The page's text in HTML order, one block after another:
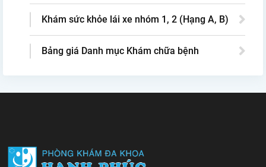
Khám sức khỏe lái xe nhóm 1, 2 (Hạng A, B)
Bảng giá Danh mục Khám chữa bệnh